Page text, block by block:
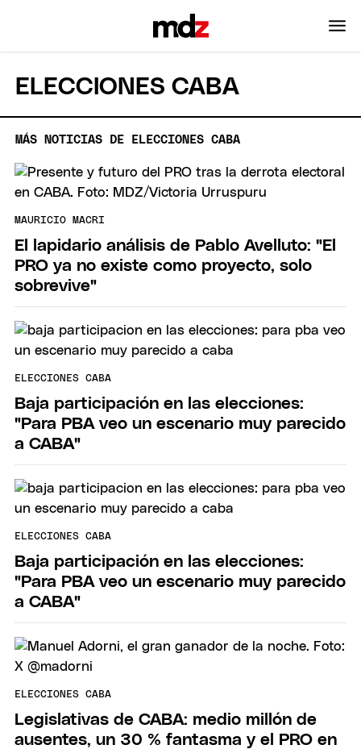
ELECCIONES CABA
MÁS NOTICIAS DE ELECCIONES CABA
MAURICIO MACRI
El lapidario análisis de Pablo Avelluto: "El
PRO ya no existe como proyecto, solo
sobrevive"
ELECCIONES CABA
Baja participación en las elecciones:
"Para PBA veo un escenario muy parecido
a CABA"
ELECCIONES CABA
Baja participación en las elecciones:
"Para PBA veo un escenario muy parecido
a CABA"
ELECCIONES CABA
Legislativas de CABA: medio millón de
ausentes, un 30 % fantasma y el PRO en